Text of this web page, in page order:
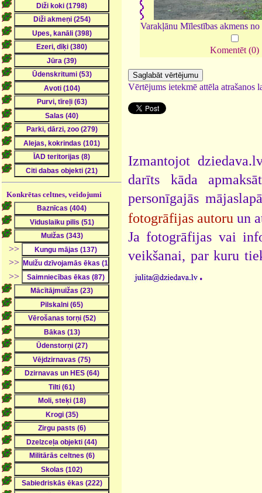
Konkrētas celtnes, veidojumi
>>
>>
>>
Varakļānu Mīlestības akmens
Komentēt (0)
Vērtējums ietekmē attēla atrašanos
Izmantojot
darīts kāda
personīgajās
fotogrāfijas autoru un
Ja fotogrāfijas vai
veikšanai, par kuru
.